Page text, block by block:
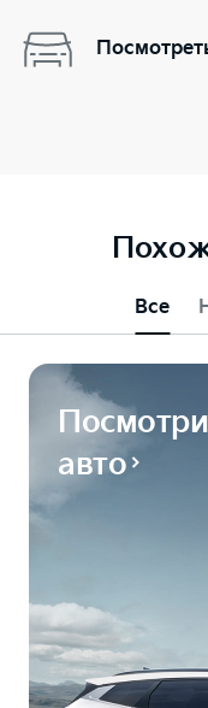
Все
авто